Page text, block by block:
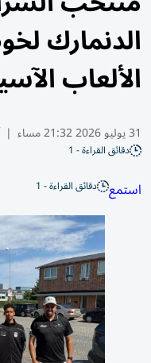
الدنمارك
الألعاب
31 يوليو 2026 21:32 مساء |
دقائق القراءة - 1
استمع دقائق القراءة - 1